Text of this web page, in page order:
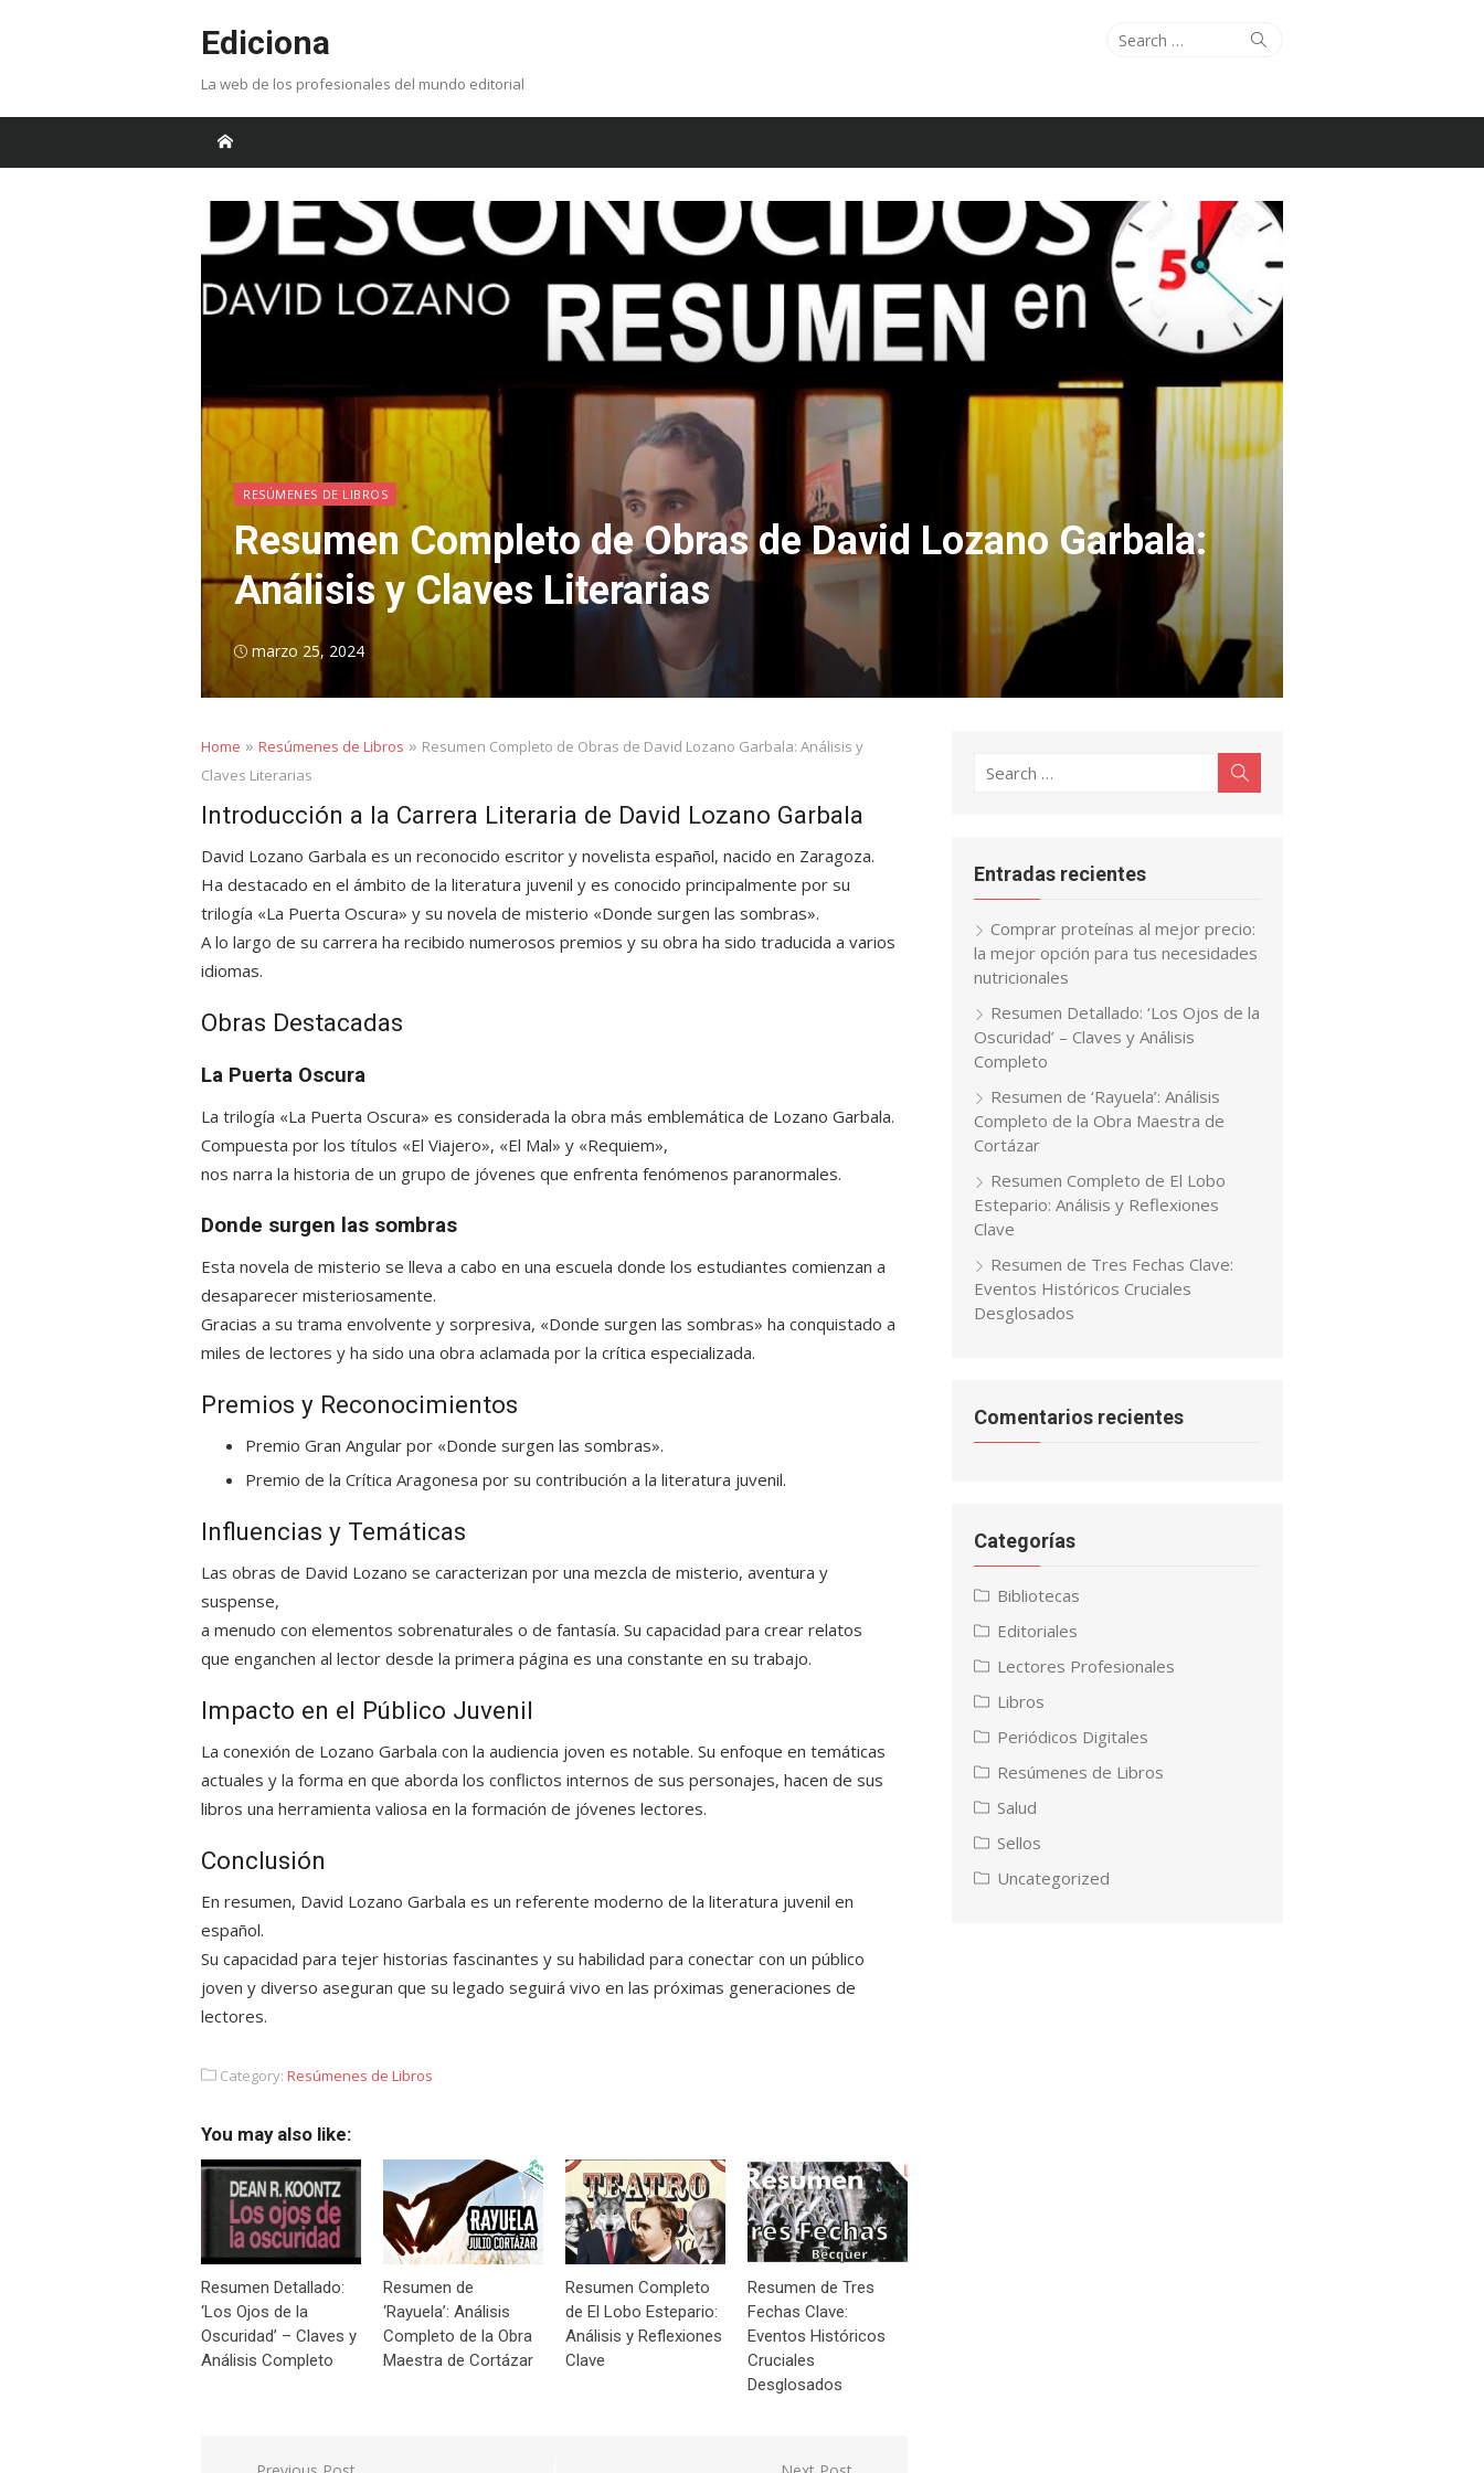
Ediciona
La web de los profesionales del mundo editorial
Search
Search
RESÚMENES DE LIBROS
Resumen Completo de Obras de David Lozano Garbala:
Análisis y Claves Literarias
Posted
marzo 25, 2024
Home » Resúmenes de Libros » Resumen Completo de Obras de David Lozano Garbala: Análisis y
Claves Literarias
Introducción a la Carrera Literaria de David Lozano Garbala
David Lozano Garbala es un reconocido escritor y novelista español, nacido en Zaragoza.
Ha destacado en el ámbito de la literatura juvenil y es conocido principalmente por su
trilogía «La Puerta Oscura» y su novela de misterio «Donde surgen las sombras».
A lo largo de su carrera ha recibido numerosos premios y su obra ha sido traducida a varios
idiomas.
Obras Destacadas
La Puerta Oscura
La trilogía «La Puerta Oscura» es considerada la obra más emblemática de Lozano Garbala.
Compuesta por los títulos «El Viajero», «El Mal» y «Requiem»,
nos narra la historia de un grupo de jóvenes que enfrenta fenómenos paranormales.
Donde surgen las sombras
Esta novela de misterio se lleva a cabo en una escuela donde los estudiantes comienzan a
desaparecer misteriosamente.
Gracias a su trama envolvente y sorpresiva, «Donde surgen las sombras» ha conquistado a
miles de lectores y ha sido una obra aclamada por la crítica especializada.
Premios y Reconocimientos
Premio Gran Angular por «Donde surgen las sombras».
Premio de la Crítica Aragonesa por su contribución a la literatura juvenil.
Influencias y Temáticas
Las obras de David Lozano se caracterizan por una mezcla de misterio, aventura y
suspense,
a menudo con elementos sobrenaturales o de fantasía. Su capacidad para crear relatos
que enganchen al lector desde la primera página es una constante en su trabajo.
Impacto en el Público Juvenil
La conexión de Lozano Garbala con la audiencia joven es notable. Su enfoque en temáticas
actuales y la forma en que aborda los conflictos internos de sus personajes, hacen de sus
libros una herramienta valiosa en la formación de jóvenes lectores.
Conclusión
En resumen, David Lozano Garbala es un referente moderno de la literatura juvenil en
español.
Su capacidad para tejer historias fascinantes y su habilidad para conectar con un público
joven y diverso aseguran que su legado seguirá vivo en las próximas generaciones de
lectores.
Category: Resúmenes de Libros
You may also like:
Resumen Detallado:
‘Los Ojos de la
Oscuridad’ – Claves y
Análisis Completo
Resumen de
‘Rayuela’: Análisis
Completo de la Obra
Maestra de Cortázar
Resumen Completo
de El Lobo Estepario:
Análisis y Reflexiones
Clave
Resumen de Tres
Fechas Clave:
Eventos Históricos
Cruciales
Desglosados
Search
Entradas recientes
Comprar proteínas al mejor precio:
la mejor opción para tus necesidades
nutricionales
Resumen Detallado: ‘Los Ojos de la
Oscuridad’ – Claves y Análisis
Completo
Resumen de ‘Rayuela’: Análisis
Completo de la Obra Maestra de
Cortázar
Resumen Completo de El Lobo
Estepario: Análisis y Reflexiones
Clave
Resumen de Tres Fechas Clave:
Eventos Históricos Cruciales
Desglosados
Comentarios recientes
Categorías
Bibliotecas
Editoriales
Lectores Profesionales
Libros
Periódicos Digitales
Resúmenes de Libros
Salud
Sellos
Uncategorized